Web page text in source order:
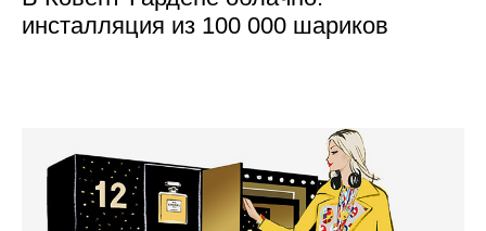
инсталляция из 100 000 шариков